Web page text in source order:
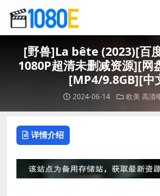
[野兽]La bête (2023)[百
1080P超清未删减资源][网
[MP4/9.8GB][中
2024-06-14 欧美 高清
详情介绍